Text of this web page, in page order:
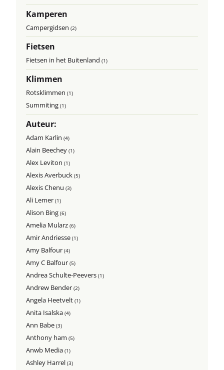
Kamperen
Campergidsen(2)
Fietsen
Fietsen in het Buitenland(1)
Klimmen
Rotsklimmen(1)
Summiting(1)
Auteur:
Adam Karlin(4)
Alain Beechey(1)
Alex Leviton(1)
Alexis Averbuck(5)
Alexis Chenu(3)
Ali Lemer(1)
Alison Bing(6)
Amelia Mularz(6)
Amir Andriesse(1)
Amy Balfour(4)
Amy C Balfour(5)
Andrea Schulte-Peevers(1)
Andrew Bender(2)
Angela Heetvelt(1)
Anita Isalska(4)
Ann Babe(3)
Anthony ham(5)
Anwb Media(1)
Ashley Harrel(3)